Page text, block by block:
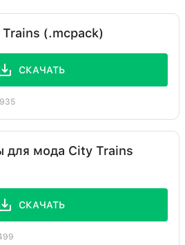
(.mcpack)
СКАЧАТЬ
для мода City Trains
СКАЧАТЬ